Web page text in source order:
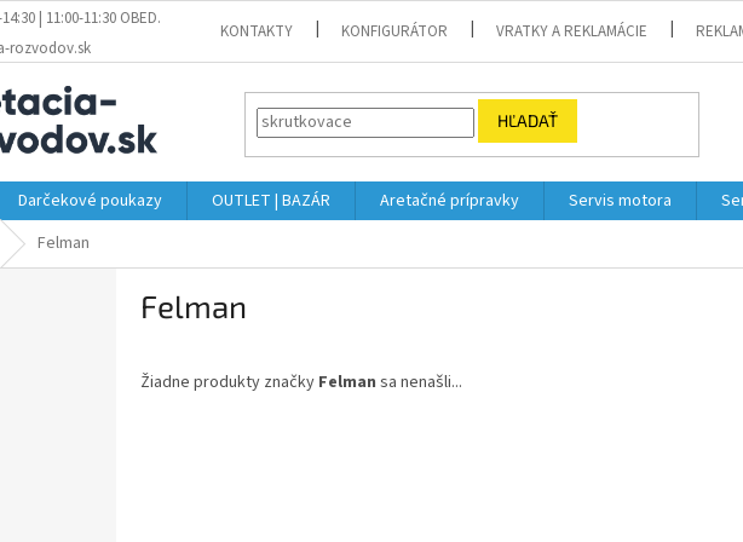
| 11:00-11:30 OBED.
rozvodov.sk
KONTAKTY KONFIGURÁTOR VRATKY A REKLAMÁCIE
HĽADAŤ
Darčekové poukazy OUTLET | BAZÁR Aretačné prípravky Servis motora
Felman
Felman
Žiadne produkty značky Felman sa nenašli...